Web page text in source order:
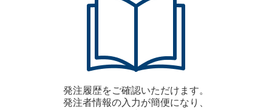
発注履歴をご確認いただけます。
発注者情報の入力が簡便になり、